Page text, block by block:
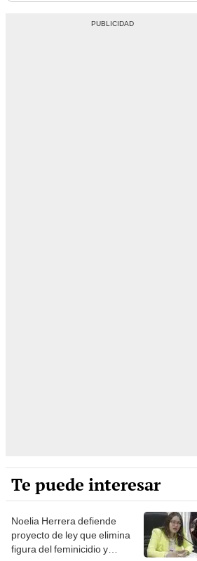
Te puede interesar
Noelia Herrera defiende
proyecto de ley que elimina
figura del feminicidio y